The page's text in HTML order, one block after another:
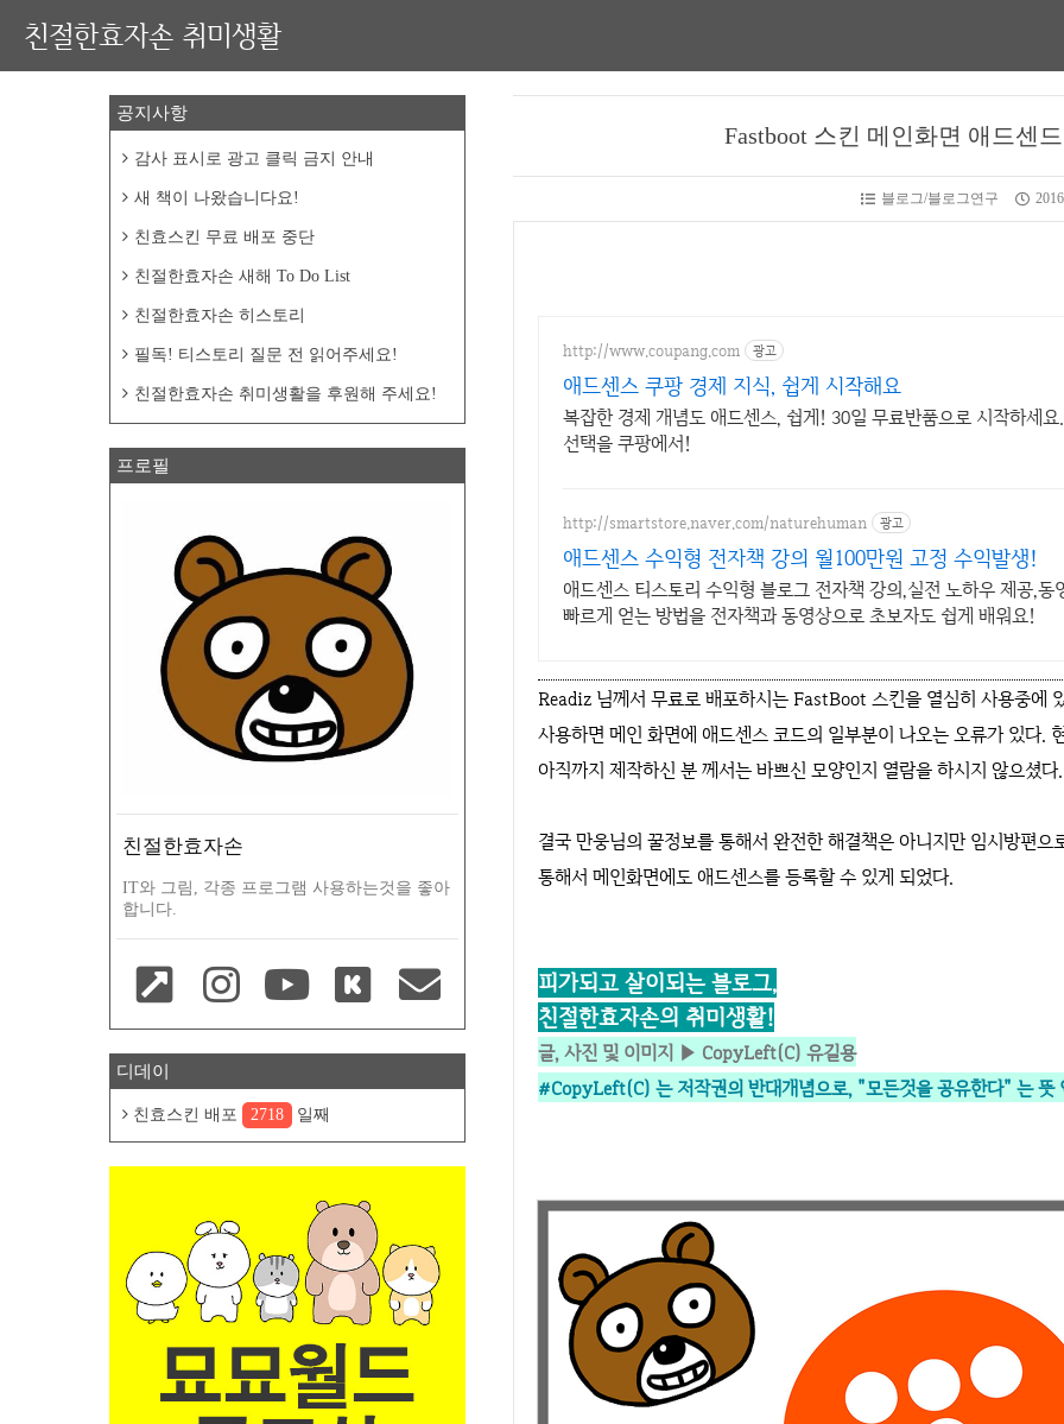
친절한효자손 취미생활
Fastboot 스킨 메인화면 애드센
블로그/블로그연구
http://www.coupang.com 광고
애드센스 쿠팡 경제 지식, 쉽게 시작해요
복잡한 경제 개념도 애드센스, 쉽게! 30일 무료반품으로 시작하세
선택을 쿠팡에서!
http://smartstore.naver.com/naturehuman 광고
애드센스 수익형 전자책 강의 월100만원 고정 수익발생!
애드센스 티스토리 수익형 블로그 전자책 강의,실전 노하우 제공,
빠르게 얻는 방법을 전자책과 동영상으로 초보자도 쉽게 배워요!
Readiz 님께서 무료로 배포하시는 FastBoot 스킨을 열심히 사용중에
사용하면 메인 화면에 애드센스 코드의 일부분이 나오는 오류가 있다.
아직까지 제작하신 분 께서는 바쁘신 모양인지 열람을 하시지 않으셨다.
결국 만웅님의 꿀정보를 통해서 완전한 해결책은 아니지만 임시방편
통해서 메인화면에도 애드센스를 등록할 수 있게 되었다.
피가되고 살이되는 블로그,
친절한효자손의 취미생활!
글, 사진 및 이미지 ▶ CopyLeft(C) 유길용
#CopyLeft(C) 는 저작권의 반대개념으로, "모든것을 공유한다" 는 뜻
공지사항
감사 표시로 광고 클릭 금지 안내
새 책이 나왔습니다요!
친효스킨 무료 배포 중단
친절한효자손 새해 To Do List
친절한효자손 히스토리
필독! 티스토리 질문 전 읽어주세요!
친절한효자손 취미생활을 후원해 주세요!
프로필
친절한효자손
IT와 그림, 각종 프로그램 사용하는것을 좋아
합니다.
디데이
친효스킨 배포 2718 일째